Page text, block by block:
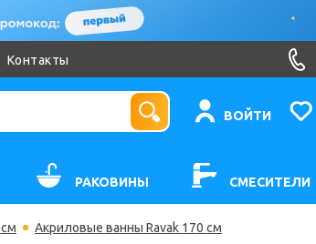
Контакты
ВОЙТИ
РАКОВИНЫ СМЕСИТЕЛИ
Акриловые ванны Ravak 170 см